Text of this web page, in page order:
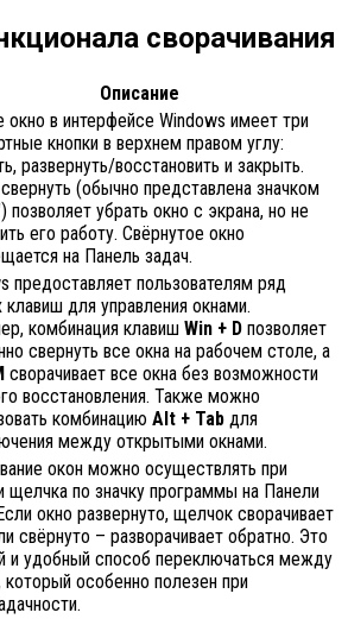
сворачивания
Описание
в интерфейсе Windows имеет три
кнопки в верхнем правом углу:
развернуть/восстановить и закрыть.
(обычно представлена значком
позволяет убрать окно с экрана, но не
его работу. Свёрнутое окно
на Панель задач.
предоставляет пользователям ряд
клавиш для управления окнами.
комбинация клавиш Win + D позволяет
свернуть все окна на рабочем столе, а
сворачивает все окна без возможности
восстановления. Также можно
комбинацию Alt + Tab для
между открытыми окнами.
окон можно осуществлять при
по значку программы на Панели
окно развернуто, щелчок сворачивает
свёрнуто – разворачивает обратно. Это
и удобный способ переключаться между
который особенно полезен при